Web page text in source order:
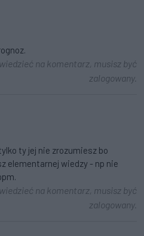
na komentarz, musisz być
zalogowany.
ty jej nie zrozumiesz bo
elementarnej wiedzy - np nie
na komentarz, musisz być
zalogowany.